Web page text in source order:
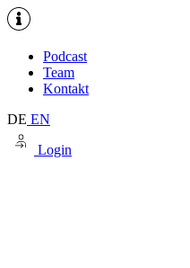
Podcast
Team
Kontakt
DE EN
Login